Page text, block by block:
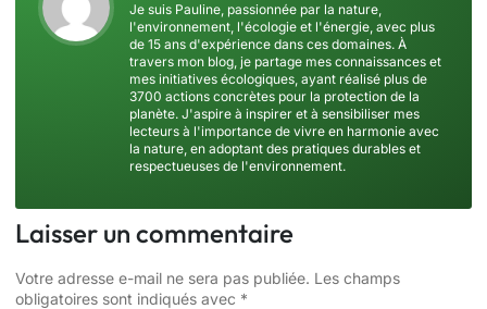
Je suis Pauline, passionnée par la nature,
l'environnement, l'écologie et l'énergie, avec plus
de 15 ans d'expérience dans ces domaines. À
travers mon blog, je partage mes connaissances et
mes initiatives écologiques, ayant réalisé plus de
3700 actions concrètes pour la protection de la
planète. J'aspire à inspirer et à sensibiliser mes
lecteurs à l'importance de vivre en harmonie avec
la nature, en adoptant des pratiques durables et
respectueuses de l'environnement.
Laisser un commentaire
Votre adresse e-mail ne sera pas publiée. Les champs
obligatoires sont indiqués avec *